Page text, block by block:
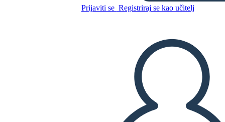
Prijaviti se Registriraj se kao učitelj
Početni Predložak Pričaonice
Srednjeg Kraja
Kopirajte ovaj Storyboard
IZRADITE PLOČU SCENARIJA